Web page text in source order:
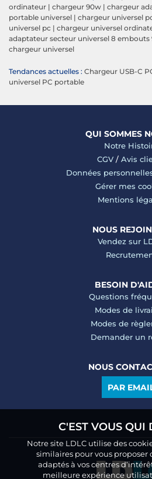
ordinateur | chargeur 90w | chargeur
portable universel | chargeur universel
universel pc | chargeur universel
adaptateur secteur universel 8 embouts
chargeur universel
Tendances actuelles : Chargeur USB-C
universel PC portable
QUI SOMMES
Notre
CGV/ Avis
Données
Gérer mes
Mentions
NOUS
Vendez sur
BESOIN
Questions
Modes de
Modes de
Demander un
NOUS
PAR
C'EST VOUS QUI
Notre site LDLC utilise des
similaires pour vous proposer
adaptés à vos centres
meilleure expérience